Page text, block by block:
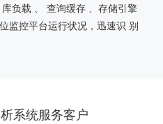
负载 、 查询缓存 、存储引擎
监控平台运行状况，迅速识 别
系统服务客户